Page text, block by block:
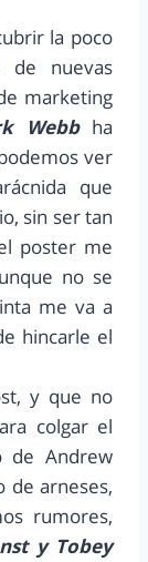
la poco
de nuevas
marketing
Webbha
ver
que
sin ser tan
poster me
no se
me va a
hincarle el
y que no
colgar el
de Andrew
de arneses,
rumores,
y Tobey